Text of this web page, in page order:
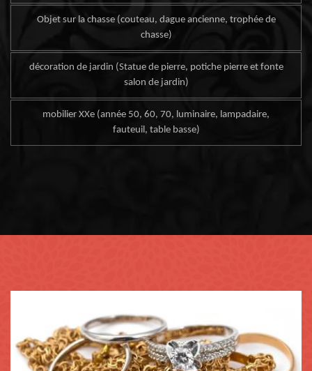
Objet sur la chasse (couteau, dague ancienne, trophée de
chasse)
décoration de jardin (Statue de pierre, potiche pierre et fonte
salon de jardin)
mobilier XXe (année 50, 60, 70, luminaire, lampadaire,
fauteuil, table basse)